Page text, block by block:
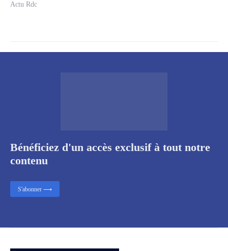
Actu Rdc
Bénéficiez d'un accès exclusif à tout notre
contenu
S'abonner ⟶